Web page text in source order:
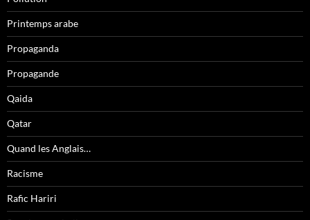
Printemps arabe
Propaganda
Propagande
Qaida
Qatar
Quand les Anglais…
Racisme
Rafic Hariri